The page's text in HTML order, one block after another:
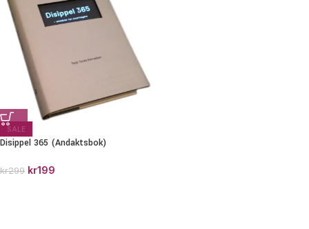
SALE
Disippel 365 (Andaktsbok)
kr299 kr199